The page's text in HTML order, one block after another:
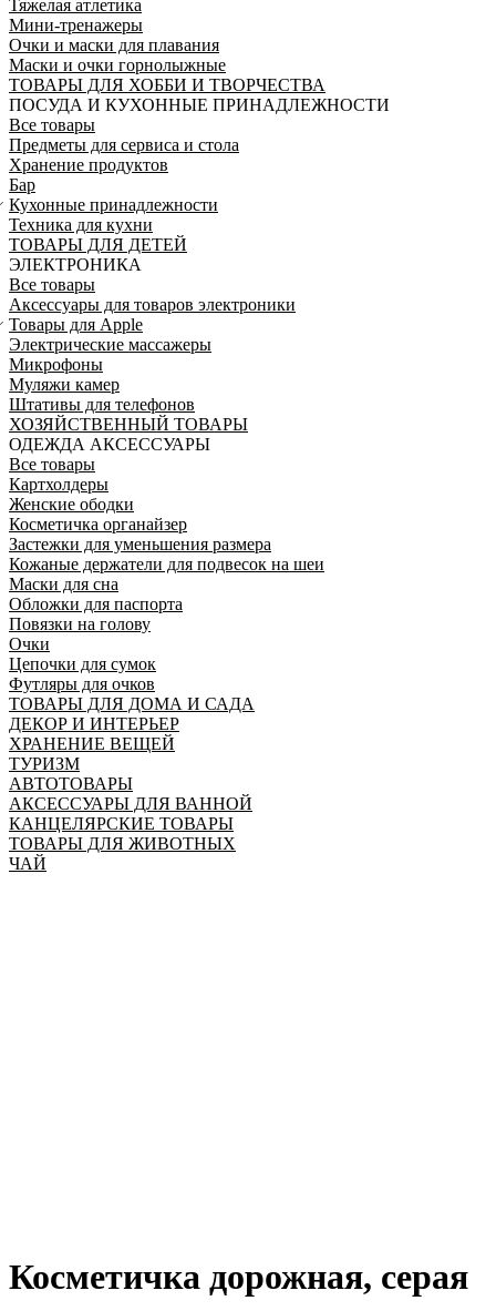
Тяжелая атлетика
Мини-тренажеры
Очки и маски для плавания
Маски и очки горнолыжные
ТОВАРЫ ДЛЯ ХОББИ И ТВОРЧЕСТВА
ПОСУДА И КУХОННЫЕ ПРИНАДЛЕЖНОСТИ
Все товары
Предметы для сервиса и стола
Хранение продуктов
Бар
Кухонные принадлежности
Техника для кухни
ТОВАРЫ ДЛЯ ДЕТЕЙ
ЭЛЕКТРОНИКА
Все товары
Аксессуары для товаров электроники
Товары для Apple
Электрические массажеры
Микрофоны
Муляжи камер
Штативы для телефонов
ХОЗЯЙСТВЕННЫЙ ТОВАРЫ
ОДЕЖДА АКСЕССУАРЫ
Все товары
Картхолдеры
Женские ободки
Косметичка органайзер
Застежки для уменьшения размера
Кожаные держатели для подвесок на шеи
Маски для сна
Обложки для паспорта
Повязки на голову
Очки
Цепочки для сумок
Футляры для очков
ТОВАРЫ ДЛЯ ДОМА И САДА
ДЕКОР И ИНТЕРЬЕР
ХРАНЕНИЕ ВЕЩЕЙ
ТУРИЗМ
АВТОТОВАРЫ
АКСЕССУАРЫ ДЛЯ ВАННОЙ
КАНЦЕЛЯРСКИЕ ТОВАРЫ
ТОВАРЫ ДЛЯ ЖИВОТНЫХ
ЧАЙ
Косметичка дорожная, серая